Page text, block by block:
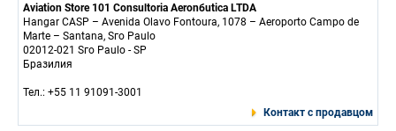
Aviation Store 101 Consultoria Aeronбutica LTDA
Hangar CASP – Avenida Olavo Fontoura, 1078 – Aeroporto Campo de
Marte – Santana, Sгo Paulo
02012-021 Sгo Paulo - SP
Бразилия
Тел.: +55 11 91091-3001
Контакт с продавцом